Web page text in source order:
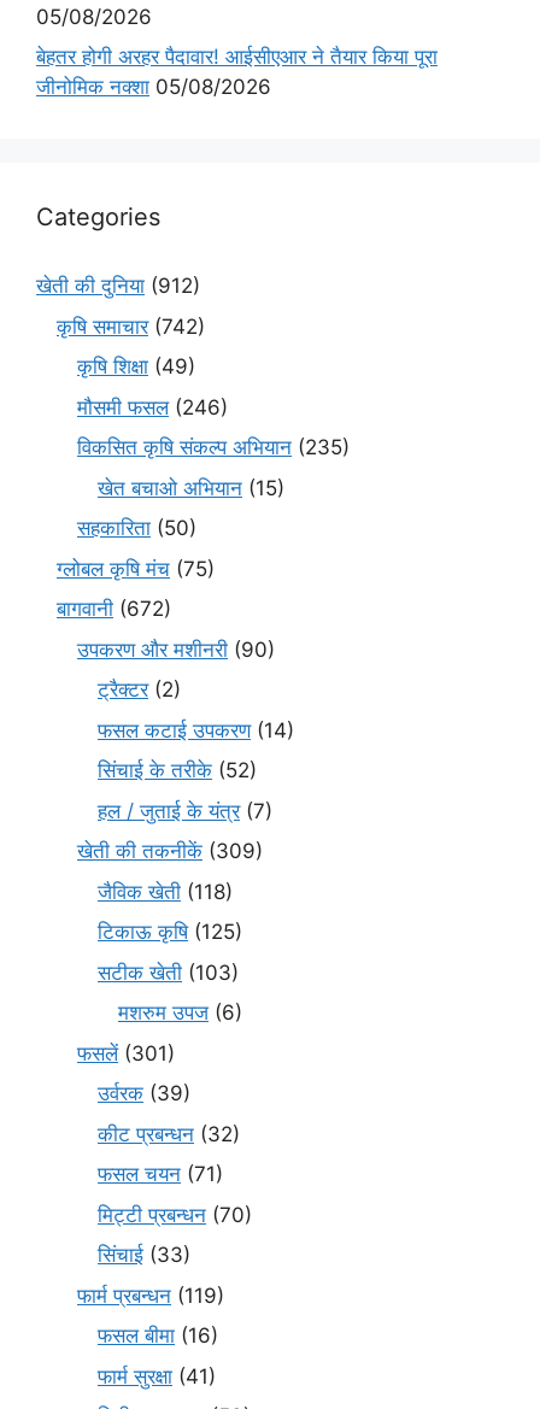
05/08/2026
बेहतर होगी अरहर पैदावार! आईसीएआर ने तैयार किया पूरा
जीनोमिक नक्शा 05/08/2026
Categories
खेती की दुनिया (912)
कृषि समाचार(742)
कृषि शिक्षा (49)
मौसमी फसल(246)
विकसित कृषि संकल्प अभियान (235)
खेत बचाओ अभियान (15)
सहकारिता (50)
ग्लोबल कृषि मंच (75)
बागवानी (672)
उपकरण और मशीनरी (90)
ट्रैक्टर(2)
फसल कटाई उपकरण(14)
सिंचाई के तरीके (52)
हल / जुताई के यंत्र(7)
खेती की तकनीकें (309)
जैविक खेती (118)
टिकाऊ कृषि(125)
सटीक खेती (103)
मशरुम उपज (6)
फसलें(301)
उर्वरक (39)
कीट प्रबन्धन (32)
फसल चयन (71)
मि‌ट्टी प्रबन्धन (70)
सिंचाई (33)
फार्म प्रबन्धन (119)
फसल बीमा (16)
फार्म सुरक्षा (41)